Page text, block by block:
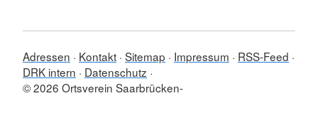
Adressen Kontakt Sitemap Impressum
RSS-Feed
DRK intern
Datenschutz
© 2026 Ortsverein Saarbrücken-